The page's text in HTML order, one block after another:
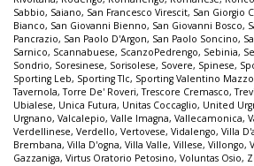
Sabbio, Saiano, San Francesco Virescit, San Giorgio
Bianco, San Giovanni Bienno, San Giovanni Bosco,
Pancrazio, San Paolo D'Argon, San Paolo Soncino,
Sarnico, Scannabuese, ScanzoPedrengo, Sebinia,
Sondrio, Soresinese, Sorisolese, Sovere, Spinese,
Sporting Leb, Sporting Tlc, Sporting Valentino
Tavernola,Torre De' Roveri,Trescore Cremasco,
Ubialese, Unica Futura, Unitas Coccaglio, United
Urgnano, Valcalepio, Valle Imagna, Vallecamonica,
Verdellinese, Verdello, Vertovese, Vidalengo, Villa
Brembana, Villa D'ogna, Villa Valle, Villese, Villongo,
Gazzaniga, Virtus Oratorio Petosino, Voluntas Osio,